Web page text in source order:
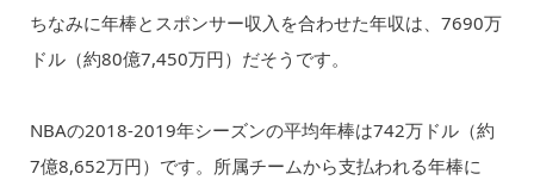
ちなみに年棒とスポンサー収入を合わせた年収は、7690万
ドル（約80億7,450万円）だそうです。
NBAの2018-2019年シーズンの平均年棒は742万ドル（約
7億8,652万円）です。所属チームから支払われる年棒に